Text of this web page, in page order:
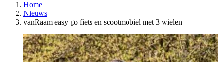
Home
Nieuws
vanRaam easy go fiets en scootmobiel met 3 wielen